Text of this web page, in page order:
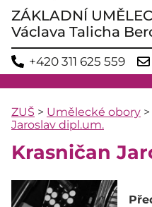
ZÁKLADNÍ
Václava Talicha
+420 311 625 559
ZUŠ > Umělecké obory >
Jaroslav dipl.um.
Krasničan